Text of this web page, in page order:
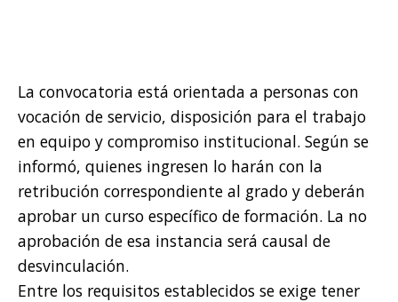
La convocatoria está orientada a personas con
vocación de servicio, disposición para el trabajo
en equipo y compromiso institucional. Según se
informó, quienes ingresen lo harán con la
retribución correspondiente al grado y deberán
aprobar un curso específico de formación. La no
aprobación de esa instancia será causal de
desvinculación.
Entre los requisitos establecidos se exige tener